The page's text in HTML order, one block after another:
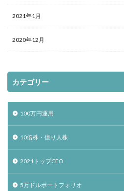
2021年1月
2020年12月
カテゴリー
100万円運用
10倍株・億り人株
2021トップCEO
5万ドルポートフォリオ